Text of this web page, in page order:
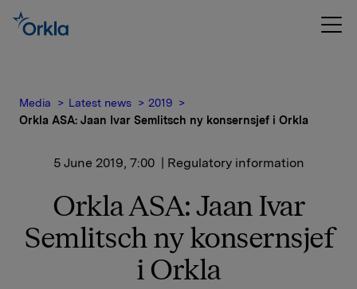
Media Latest news
2019
Orkla ASA: Jaan Ivar Semlitsch ny konsernsjef i Orkla
5 June 2019, 7:00 | Regulatory information
Orkla ASA: Jaan Ivar
Semlitsch ny konsernsjef
i Orkla